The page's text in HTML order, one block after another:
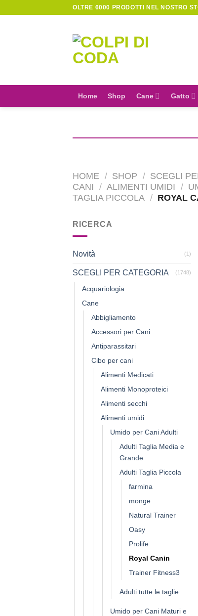
OLTRE 6000 PRODOTTI NEL NOSTRO
Home Shop Cane Gatto
HOME / SHOP / SCEGLI
CANI / ALIMENTI UMIDI /
TAGLIA PICCOLA / ROYAL
RICERCA
Novità (1)
SCEGLI PER CATEGORIA (1748)
Acquariologia
Cane
Abbigliamento
Accessori per Cani
Antiparassitari
Cibo per cani
Alimenti Medicati
Alimenti Monoproteici
Alimenti secchi
Alimenti umidi
Umido per Cani Adulti
Adulti Taglia Media e
Grande
Adulti Taglia Piccola
farmina
monge
Natural Trainer
Oasy
Prolife
Royal Canin
Trainer Fitness3
Adulti tutte le taglie
Umido per Cani Maturi e